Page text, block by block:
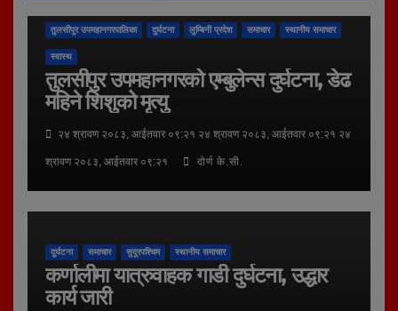
तुलसीपुर उपमहानगरपालिका दुर्घटना लुम्बिनी प्रदेश समाचार स्थानीय समाचार
स्वास्थ
तुलसीपुर उपमहानगरको एम्बुलेन्स दुर्घटना, डेढ
महिने शिशुको मृत्यु
२४ श्रावण २०८३, आईतवार ०९:२१ २४ श्रावण २०८३, आईतवार ०९:२१ २४
श्रावण २०८३, आईतवार ०९:२१ दोर्ण के.सी.
दुर्घटना समाचार सुदूरपश्चिम स्थानीय समाचार
कर्णालीमा यात्रुवाहक गाडी दुर्घटना, उद्धार
कार्य जारी